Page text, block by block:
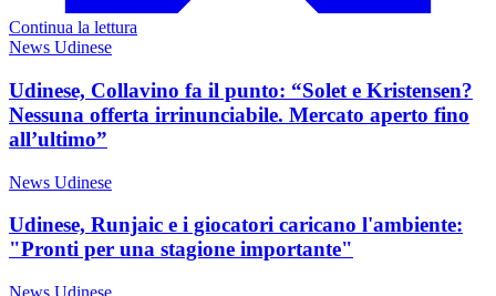
Continua la lettura
News Udinese
Udinese, Collavino fa il punto: “Solet e Kristensen?
Nessuna offerta irrinunciabile. Mercato aperto fino
all’ultimo”
News Udinese
Udinese, Runjaic e i giocatori caricano l'ambiente:
"Pronti per una stagione importante"
News Udinese